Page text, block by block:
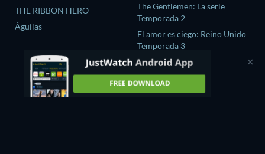
THE RIBBON HERO
Águilas
The Gentlemen: La serie
Temporada 2
El amor es ciego: Reino Unido
Temporada 3
Chaebol X Detective
Temporada 2